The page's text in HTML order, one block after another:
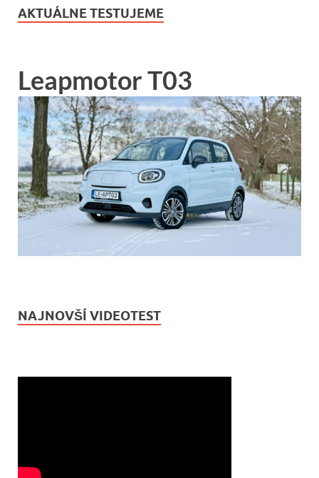
AKTUÁLNE TESTUJEME
Leapmotor T03
NAJNOVŠÍ VIDEOTEST